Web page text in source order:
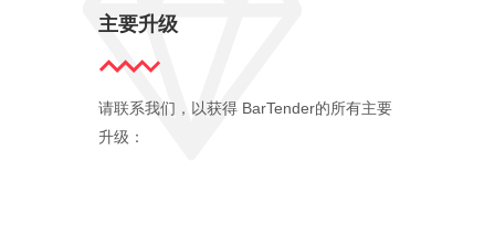
主要升级
请联系我们，以获得 BarTender的所有主要
升级：